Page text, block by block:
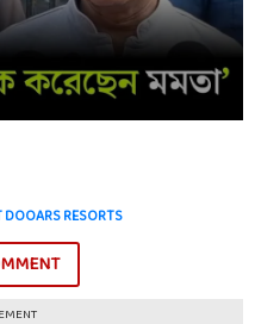
DOOARS RESORTS